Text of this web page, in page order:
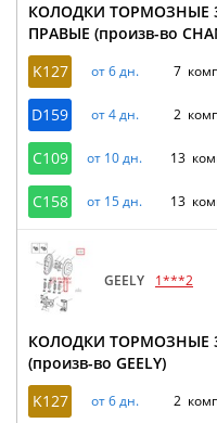
КОЛОДКИ ТОРМОЗНЫЕ
ПРАВЫЕ (произв-во
K127
от 6 дн. 7
D159 от 4 дн. 2
C109 от 10 дн. 13
C158 от 15 дн. 13
GEELY 1***2
КОЛОДКИ ТОРМОЗНЫЕ
(произв-во GEELY)
K127
от 6 дн. 2